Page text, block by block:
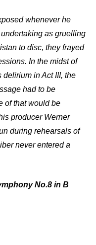
whenever he
as gruelling
to disc, they frayed
In the midst of
delirium in Act III, the
had to be
of that would be
producer Werner
during rehearsals of
never entered a
No.8 in B